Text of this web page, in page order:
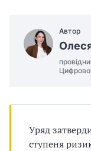
Автор
Уряд
ступеня
ж